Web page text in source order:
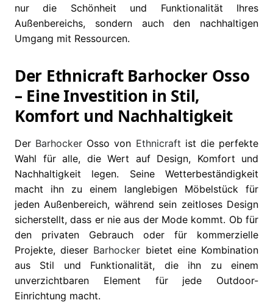
nur die Schönheit und Funktionalität Ihres
Außenbereichs, sondern auch den nachhaltigen
Umgang mit Ressourcen.
Der Ethnicraft Barhocker Osso
– Eine Investition in Stil,
Komfort und Nachhaltigkeit
Der Barhocker Osso von Ethnicraft ist die perfekte
Wahl für alle, die Wert auf Design, Komfort und
Nachhaltigkeit legen. Seine Wetterbeständigkeit
macht ihn zu einem langlebigen Möbelstück für
jeden Außenbereich, während sein zeitloses Design
sicherstellt, dass er nie aus der Mode kommt. Ob für
den privaten Gebrauch oder für kommerzielle
Projekte, dieser Barhocker bietet eine Kombination
aus Stil und Funktionalität, die ihn zu einem
unverzichtbaren Element für jede Outdoor-
Einrichtung macht.